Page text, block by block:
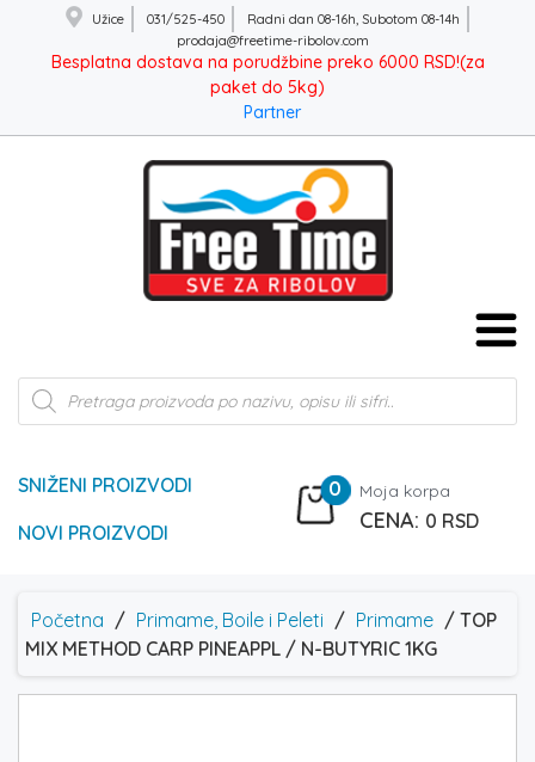
Užice 031/525-450
Radni dan 08-16h, Subotom 08-14h
prodaja@freetime-ribolov.com
Besplatna dostava na porudžbine preko 6000 RSD!(za
paket do 5kg)
Partner
Products
search
SNIŽENI PROIZVODI
NOVI PROIZVODI
0 Moja korpa
0 RSD
Početna / Primame, Boile i Peleti / Primame / TOP
MIX METHOD CARP PINEAPPL / N-BUTYRIC 1KG